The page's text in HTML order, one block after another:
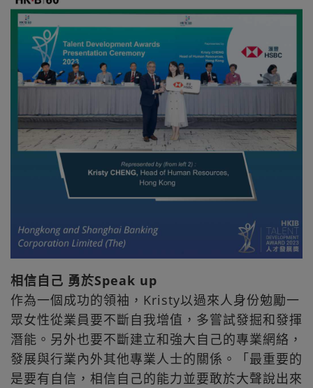
相信自己 勇於Speak up
作為一個成功的領袖，Kristy以過來人身份勉勵一
眾女性從業員要不斷自我增值，多嘗試發掘和發揮
潛能。另外也要不斷建立和強大自己的專業網絡，
發展與行業內外其他專業人士的關係。「最重要的
是要有自信，相信自己的能力並要敢於大聲說出來